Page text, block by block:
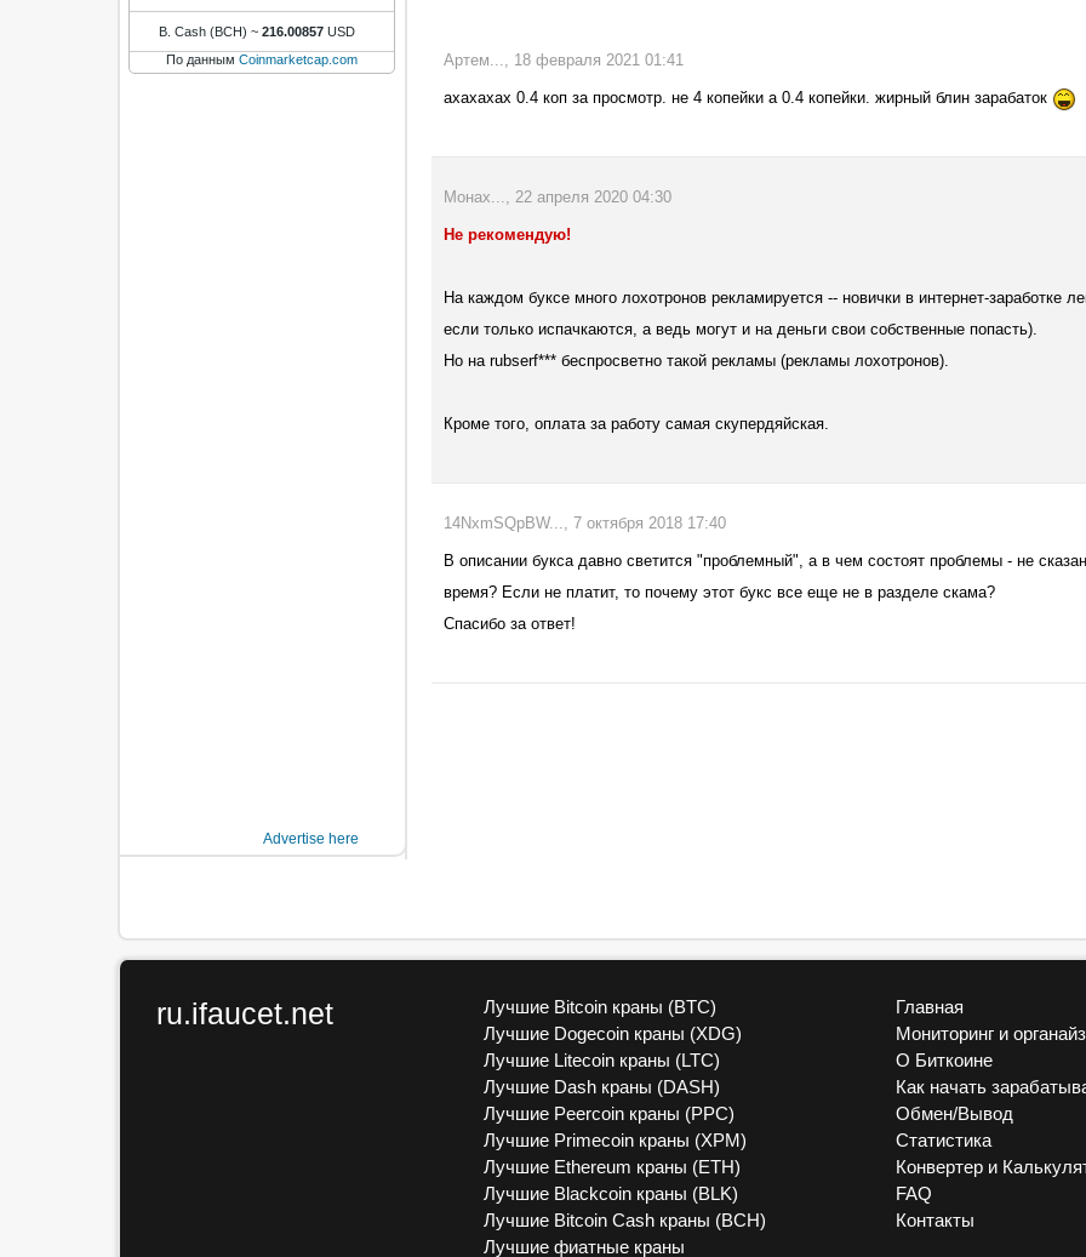
B. Cash (BCH) ~ 216.00857 USD
По данным Coinmarketcap.com
Advertise here
Артем..., 18 февраля 2021 01:41
ахахахах 0.4 коп за просмотр. не 4 копейки а 0.4 копейки. жирный блин зарабаток
Монах..., 22 апреля 2020 04:30
Не рекомендую!
На каждом буксе много лохотронов рекламируется -- новички в интернет-заработке
если только испачкаются, а ведь могут и на деньги свои собственные попасть).
Но на rubserf*** беспросветно такой рекламы (рекламы лохотронов).
Кроме того, оплата за работу самая скупердяйская.
14NxmSQpBW..., 7 октября 2018 17:40
В описании букса давно светится "проблемный", а в чем состоят проблемы - не
время? Если не платит, то почему этот букс все еще не в разделе скама?
Спасибо за ответ!
ru.ifaucet.net
Лучшие Bitcoin краны (BTC)
Лучшие Dogecoin краны (XDG)
Лучшие Litecoin краны (LTC)
Лучшие Dash краны (DASH)
Лучшие Peercoin краны (PPC)
Лучшие Primecoin краны (XPM)
Лучшие Ethereum краны (ETH)
Лучшие Blackcoin краны (BLK)
Лучшие Bitcoin Cash краны (BCH)
Лучшие фиатные краны
Главная
Мониторинг и
О Биткоине
Как начать
Обмен/Вывод
Статистика
Конвертер и
FAQ
Контакты